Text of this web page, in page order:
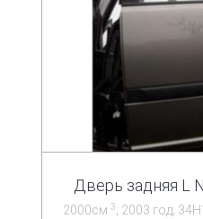
Дверь задняя L
2000см 3; 2003 год;